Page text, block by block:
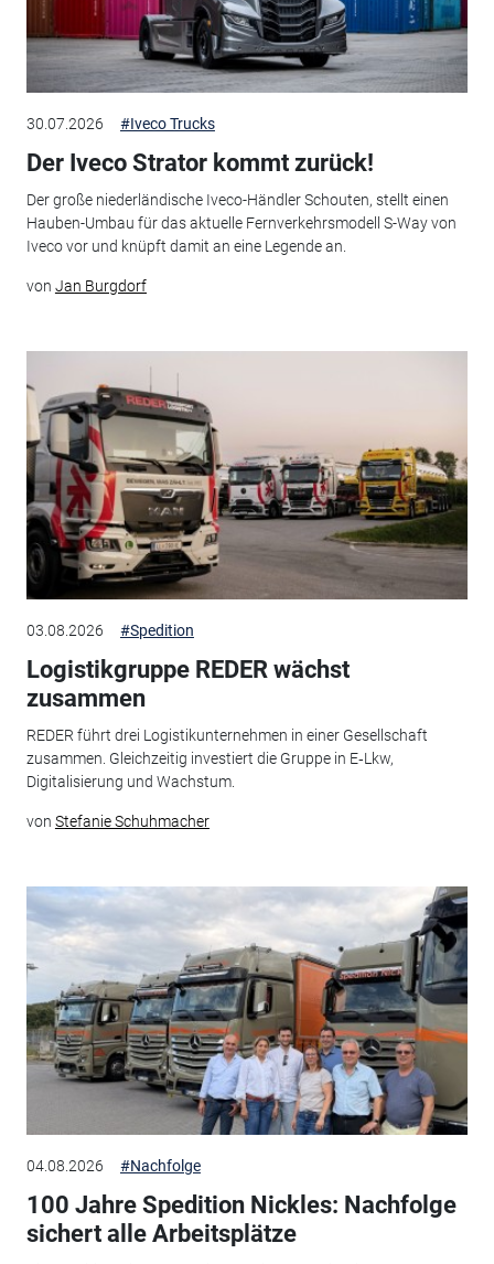
30.07.2026 #Iveco Trucks
Der Iveco Strator kommt zurück!
Der große niederländische Iveco-Händler Schouten, stellt einen
Hauben-Umbau für das aktuelle Fernverkehrsmodell S-Way von
Iveco vor und knüpft damit an eine Legende an.
von Jan Burgdorf
03.08.2026 #Spedition
Logistikgruppe REDER wächst
zusammen
REDER führt drei Logistikunternehmen in einer Gesellschaft
zusammen. Gleichzeitig investiert die Gruppe in E‑Lkw,
Digitalisierung und Wachstum.
von Stefanie Schuhmacher
04.08.2026 #Nachfolge
100 Jahre Spedition Nickles: Nachfolge
sichert alle Arbeitsplätze